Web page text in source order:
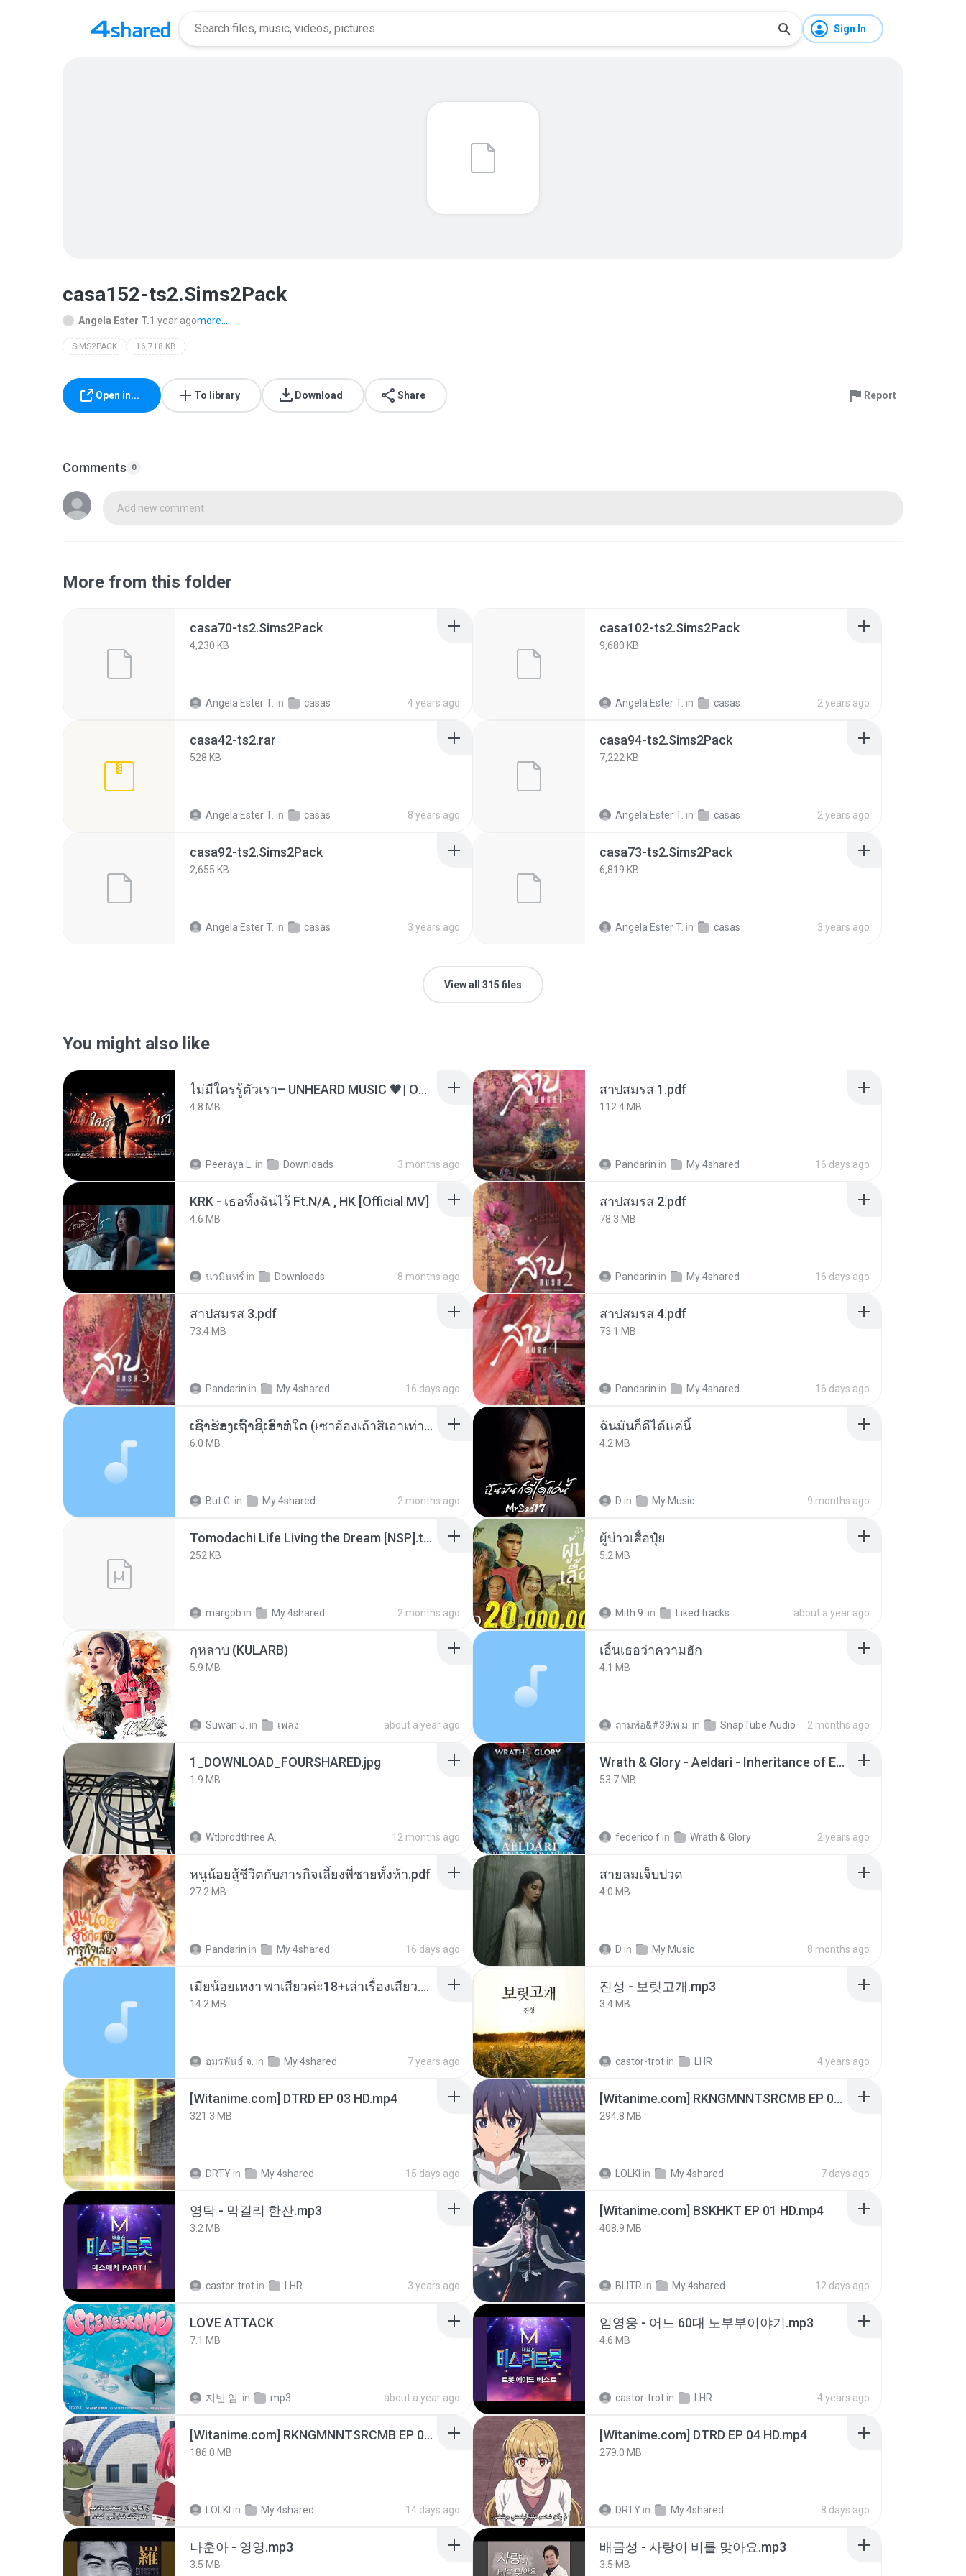
Sign In
casa152-ts2.Sims2Pack
Angela Ester T.1 year agomore...
SIMS2PACK 16,718 KB
Open in... To library Download Share Report
Comments 0
Add new comment
More from this folder
casa70-ts2.Sims2Pack
4,230 KB
Angela Ester T. in casas 4 years ago
casa102-ts2.Sims2Pack
9,680 KB
Angela Ester T. in casas 2 years ago
casa42-ts2.rar
528 KB
Angela Ester T. in casas 8 years ago
casa94-ts2.Sims2Pack
7,222 KB
Angela Ester T. in casas 2 years ago
casa92-ts2.Sims2Pack
2,655 KB
Angela Ester T. in casas 3 years ago
casa73-ts2.Sims2Pack
6,819 KB
Angela Ester T. in casas 3 years ago
View all 315 files
You might also like
ไม่มีใครรู้ตัวเรา– UNHEARD MUSIC 🖤| Official Lyric Video | เพลงสู้ชีวิต
4.8 MB
Peeraya L. in Downloads 3 months ago
สาปสมรส 1.pdf
112.4 MB
Pandarin in My 4shared 16 days ago
KRK - เธอทิ้งฉันไว้ Ft.N/A , HK [Official MV]
4.6 MB
นวมินทร์ in Downloads 8 months ago
สาปสมรส 2.pdf
78.3 MB
Pandarin in My 4shared 16 days ago
สาปสมรส 3.pdf
73.4 MB
Pandarin in My 4shared 16 days ago
สาปสมรส 4.pdf
73.1 MB
Pandarin in My 4shared 16 days ago
ເຊົາຮ້ອງເຖົ້າຊິເອົາທໍ່ໃດ (เซาฮ้องเถ้าสิเอาเท่าใด) ບຸນເກີດ ຫນູຫ່ວງ ft. ໂສພາ ຈຸນທະລາ
6.0 MB
But G. in My 4shared 2 months ago
ฉันมันก็ดีได้แค่นี้
4.2 MB
D in My Music 9 months ago
Tomodachi Life Living the Dream [NSP].torrent
252 KB
margob in My 4shared 2 months ago
ผู้บ่าวเสื้อปุ๋ย
5.2 MB
Mith 9. in Liked tracks about a year ago
กุหลาบ (KULARB)
5.9 MB
Suwan J. in เพลง about a year ago
เอิ้นเธอว่าความฮัก
4.1 MB
ถามพ่อ&#39;พ ม. in SnapTube Audio 2 months ago
1_DOWNLOAD_FOURSHARED.jpg
1.9 MB
Wtlprodthree A. 12 months ago
Wrath & Glory - Aeldari - Inheritance of Embers.pdf
53.7 MB
federico f in Wrath & Glory 2 years ago
หนูน้อยสู้ชีวิตกับภารกิจเลี้ยงพี่ชายทั้งห้า.pdf
27.2 MB
Pandarin in My 4shared 16 days ago
สายลมเจ็บปวด
4.0 MB
D in My Music 8 months ago
เมียน้อยเหงา พาเสียวค่ะ18+เล่าเรื่องเสียว.mp3
14.2 MB
อมรพันธ์ จ. in My 4shared 7 years ago
진성 - 보릿고개.mp3
3.4 MB
castor-trot in LHR 4 years ago
[Witanime.com] DTRD EP 03 HD.mp4
321.3 MB
DRTY in My 4shared 15 days ago
[Witanime.com] RKNGMNNTSRCMB EP 06 HD.mp4
294.8 MB
LOLKI in My 4shared 7 days ago
영탁 - 막걸리 한잔.mp3
3.2 MB
castor-trot in LHR 3 years ago
[Witanime.com] BSKHKT EP 01 HD.mp4
408.9 MB
BLITR in My 4shared 12 days ago
LOVE ATTACK
7.1 MB
지빈 임. in mp3 about a year ago
임영웅 - 어느 60대 노부부이야기.mp3
4.6 MB
castor-trot in LHR 4 years ago
[Witanime.com] RKNGMNNTSRCMB EP 05 HD.mp4
186.0 MB
LOLKI in My 4shared 14 days ago
[Witanime.com] DTRD EP 04 HD.mp4
279.0 MB
DRTY in My 4shared 8 days ago
나훈아 - 영영.mp3
3.5 MB
배금성 - 사랑이 비를 맞아요.mp3
3.5 MB